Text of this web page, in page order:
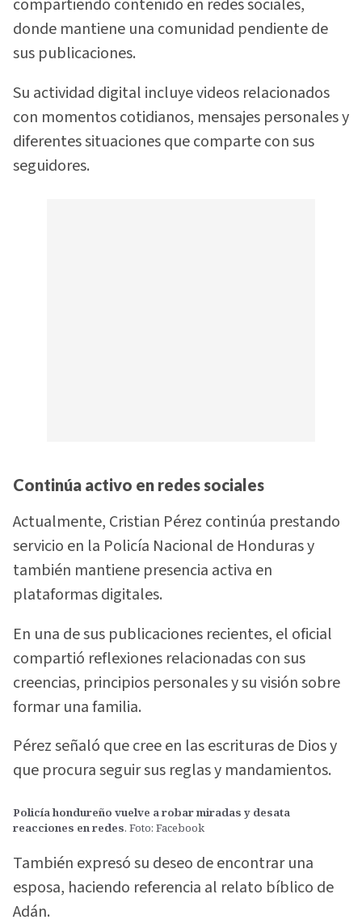
compartiendo contenido en redes sociales,
donde mantiene una comunidad pendiente de
sus publicaciones.
Su actividad digital incluye videos relacionados
con momentos cotidianos, mensajes personales y
diferentes situaciones que comparte con sus
seguidores.
Continúa activo en redes sociales
Actualmente, Cristian Pérez continúa prestando
servicio en la Policía Nacional de Honduras y
también mantiene presencia activa en
plataformas digitales.
En una de sus publicaciones recientes, el oficial
compartió reflexiones relacionadas con sus
creencias, principios personales y su visión sobre
formar una familia.
Pérez señaló que cree en las escrituras de Dios y
que procura seguir sus reglas y mandamientos.
Policía hondureño vuelve a robar miradas y desata
reacciones en redes. Foto: Facebook
También expresó su deseo de encontrar una
esposa, haciendo referencia al relato bíblico de
Adán.